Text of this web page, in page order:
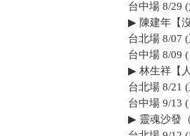
台中場 8/29 (
▶ 陳建年【
台北場 8/07
台中場 8/09
▶ 林生祥【
台北場 8/21
台中場 9/13
▶ 靈魂沙發